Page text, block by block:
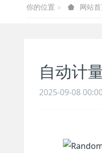
你的位置 网站
自动计
2025-09-08